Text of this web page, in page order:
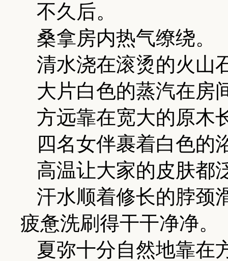
不久后。
桑拿房内热气缭绕。
清水浇在滚烫的火山
大片白色的蒸汽在房
方远靠在宽大的原木
四名女伴裹着白色的
高温让大家的皮肤都
汗水顺着修长的脖颈
疲惫洗刷得干干净净。
夏弥十分自然地靠在